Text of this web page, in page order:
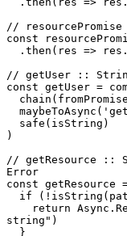
//
const
// getUser ::
const getUser =
)
// getResource ::
Error
const getResource
string")